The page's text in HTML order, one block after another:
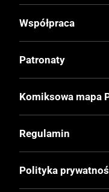
Wydawca Polski
Wydawca
Ehapa Verlag
Data Wydania
Współpraca
Patronaty
Komiksowa mapa
Regulamin
Polityka